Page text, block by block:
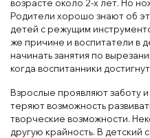
возрасте около 2-х лет. Но
Родители хорошо знают об
детей с режущим
же причине и воспитатели в
начинать занятия по
когда воспитанники
Взрослые проявляют заботу
теряют возможность
творческие возможности.
другую крайность. В детский